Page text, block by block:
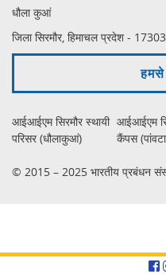
धौला कुआं
जिला सिरमौर, हिमाचल प्रदेश -
आईआईएम सिरमौर स्थायी
परिसर (धौलाकुआं)
आईआईएम
कैंपस
© 2015 – 2025 भारतीय प्रबंधन